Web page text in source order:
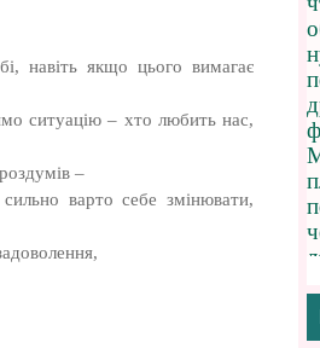
навіть якщо цього вимагає
ситуацію – хто любить нас,
–
варто себе змінювати,